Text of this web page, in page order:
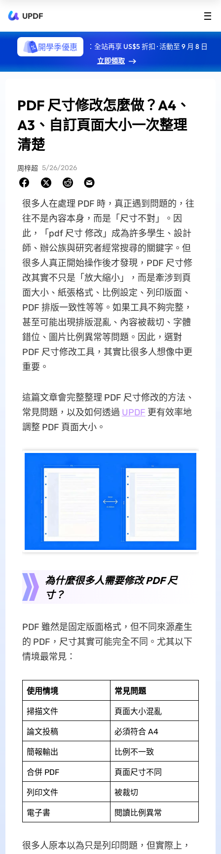
UPDF
開學季優惠
：全站再享 US$5 折扣 · 活動至 9 月 8 日
立即領取
PDF 尺寸修改怎麼做？A4、
A3、自訂頁面大小一次整理
清楚
周梓超 5/26/2026
很多人在處理 PDF 時，真正遇到問題的，往
往不是內容本身，而是「尺寸不對」。因
此，「pdf 尺寸 修改」成為許多學生、設計
師、辦公族與研究者經常搜尋的關鍵字。但
很多人真正開始操作後才發現，PDF 尺寸修
改其實不只是「放大縮小」，而是牽涉到頁
面大小、紙張格式、比例設定、列印版面、
PDF 排版一致性等等。如果工具不夠完整，
甚至可能出現排版混亂、內容被裁切、字體
錯位、圖片比例異常等問題。因此，選對
PDF 尺寸修改工具，其實比很多人想像中更
重要。
這篇文章會完整整理 PDF 尺寸修改的方法、
常見問題，以及如何透過 UPDF 更有效率地
調整 PDF 頁面大小。
為什麼很多人需要修改 PDF 尺
寸？
PDF 雖然是固定版面格式，但不同來源產生
的 PDF，尺寸其實可能完全不同。尤其以下
情境最常見：
使用情境 常見問題
掃描文件 頁面大小混亂
論文投稿 必須符合 A4
簡報輸出 比例不一致
合併 PDF 頁面尺寸不同
列印文件 被裁切
電子書 閱讀比例異常
很多人原本以為只是列印問題，但實際上，